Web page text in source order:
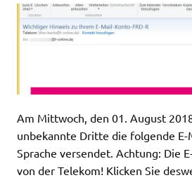
Am Mittwoch, den 01. August
unbekannte Dritte die folgende E-
Sprache versendet. Achtung: Die
von der Telekom! Klicken Sie